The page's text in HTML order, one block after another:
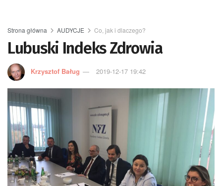
Strona główna AUDYCJE Co, jak i dlaczego?
Lubuski Indeks Zdrowia
Krzysztof Baług 2019-12-17 19:42